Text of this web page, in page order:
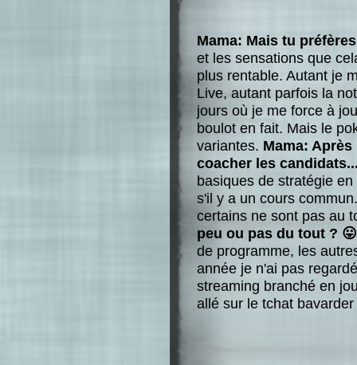
Mama: Mais tu
et les sensations que
plus rentable. Autant je
Live, autant parfois la
jours où je me force à
boulot en fait. Mais le
variantes. Mama:
coacher les candidats...
basiques de stratégie
s'il y a un cours
certains ne sont pas au
peu ou pas du tout ? 😛
de programme, les
année je n'ai pas
streaming branché en
allé sur le tchat